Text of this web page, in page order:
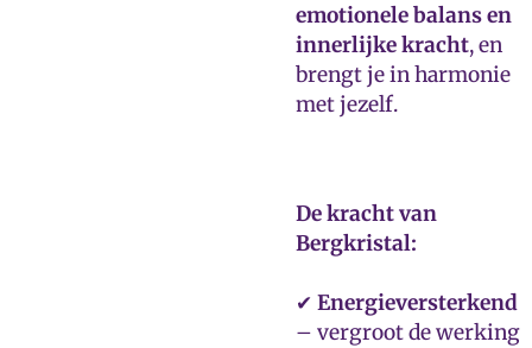
emotionele balans en
innerlijke kracht, en
brengt je in harmonie
met jezelf.
De kracht van
Bergkristal:
✔ Energieversterkend
– vergroot de werking